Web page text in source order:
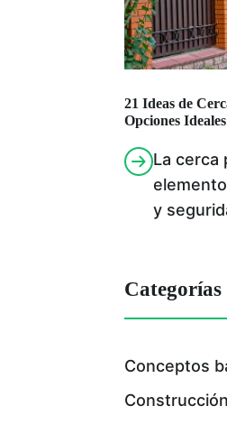
21 Ideas de
Opciones
La cerca
y
Categorías
Conceptos
Construcción